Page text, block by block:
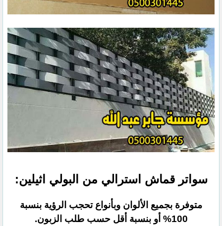
سواتر قماش استرالي من البولي اثيلين:
متوفرة بجميع الألوان وبأنواع تحجب الرؤية بنسبة
100% أو بنسبة أقل حسب طلب الزبون.